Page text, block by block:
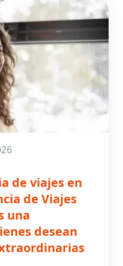
de viajes en
de Viajes
una
desean